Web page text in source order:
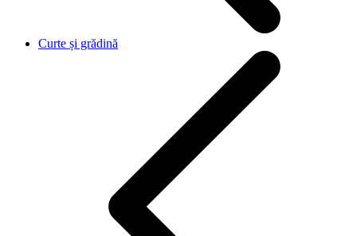
Curte și grădină